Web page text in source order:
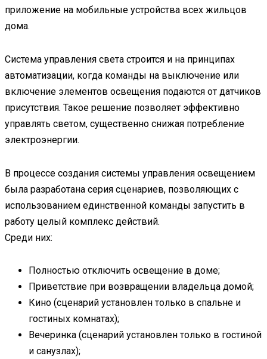
приложение на мобильные устройства всех жильцов
дома.
Система управления света строится и на принципах
автоматизации, когда команды на выключение или
включение элементов освещения подаются от датчиков
присутствия. Такое решение позволяет эффективно
управлять светом, существенно снижая потребление
электроэнергии.
В процессе создания системы управления освещением
была разработана серия сценариев, позволяющих с
использованием единственной команды запустить в
работу целый комплекс действий.
Среди них:
Полностью отключить освещение в доме;
Приветствие при возвращении владельца домой;
Кино (сценарий установлен только в спальне и
гостиных комнатах);
Вечеринка (сценарий установлен только в гостиной
и санузлах);